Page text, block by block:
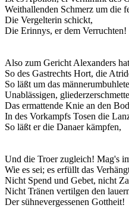
Weithallenden Schmerz um die
Die Vergelterin schickt,
Die Erinnys, er dem Verruchten!
Also zum Gericht Alexanders
So des Gastrechts Hort, die
So läßt um das
Unablässigen,
Das ermattende Knie an den
In des Vorkampfs Tosen die
So läßt er die Danaer kämpfen,
Und die Troer zugleich! Mag's
Wie es sei; es erfüllt das
Nicht Spend und Gebet, nicht
Nicht Tränen vertilgen den
Der sühnevergessenen Gottheit!